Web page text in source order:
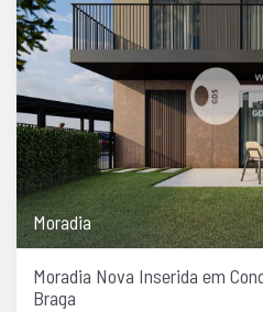
Moradia
Moradia Nova Inserida em
Braga